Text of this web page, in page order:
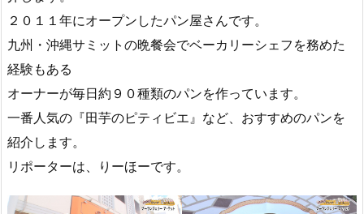
２０１１年にオープンしたパン屋さんです。
九州・沖縄サミットの晩餐会でベーカリーシェフを務めた
経験もある
オーナーが毎日約９０種類のパンを作っています。
一番人気の『田芋のピティビエ』など、おすすめのパンを
紹介します。
リポーターは、りーほーです。